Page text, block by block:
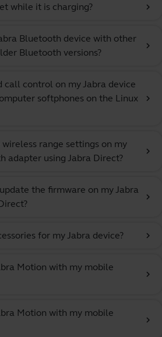
while it is charging? chevron_right
Bluetooth device with other
Bluetooth versions?
chevron_right
call control on my Jabra device
softphones on the Linux
chevron_right
range settings on my
adapter using Jabra Direct?
chevron_right
the firmware on my Jabra
chevron_right
for my Jabra device? chevron_right
Motion with my mobile
chevron_right
Motion with my mobile
chevron_right